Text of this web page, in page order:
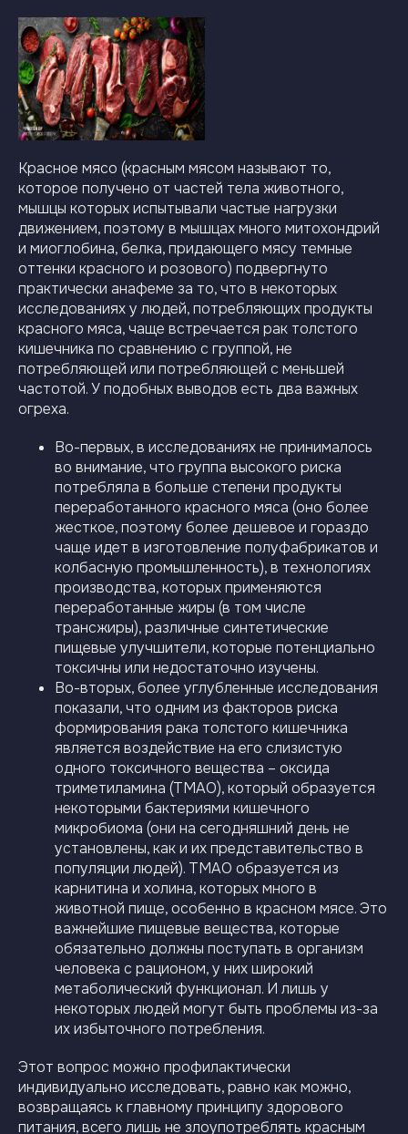
Красное мясо (красным мясом называют то,
которое получено от частей тела животного,
мышцы которых испытывали частые нагрузки
движением, поэтому в мышцах много митохондрий
и миоглобина, белка, придающего мясу темные
оттенки красного и розового) подвергнуто
практически анафеме за то, что в некоторых
исследованиях у людей, потребляющих продукты
красного мяса, чаще встречается рак толстого
кишечника по сравнению с группой, не
потребляющей или потребляющей с меньшей
частотой. У подобных выводов есть два важных
огреха.
Во-первых, в исследованиях не принималось
во внимание, что группа высокого риска
потребляла в больше степени продукты
переработанного красного мяса (оно более
жесткое, поэтому более дешевое и гораздо
чаще идет в изготовление полуфабрикатов и
колбасную промышленность), в технологиях
производства, которых применяются
переработанные жиры (в том числе
трансжиры), различные синтетические
пищевые улучшители, которые потенциально
токсичны или недостаточно изучены.
Во-вторых, более углубленные исследования
показали, что одним из факторов риска
формирования рака толстого кишечника
является воздействие на его слизистую
одного токсичного вещества – оксида
триметиламина (ТМАО), который образуется
некоторыми бактериями кишечного
микробиома (они на сегодняшний день не
установлены, как и их представительство в
популяции людей). ТМАО образуется из
карнитина и холина, которых много в
животной пище, особенно в красном мясе. Это
важнейшие пищевые вещества, которые
обязательно должны поступать в организм
человека с рационом, у них широкий
метаболический функционал. И лишь у
некоторых людей могут быть проблемы из-за
их избыточного потребления.
Этот вопрос можно профилактически
индивидуально исследовать, равно как можно,
возвращаясь к главному принципу здорового
питания, всего лишь не злоупотреблять красным